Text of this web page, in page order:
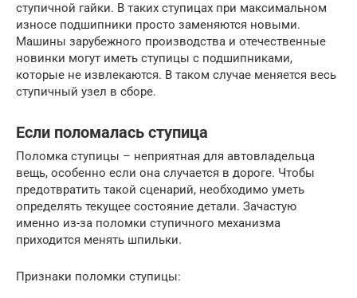
ступичной гайки. В таких ступицах при максимальном
износе подшипники просто заменяются новыми.
Машины зарубежного производства и отечественные
новинки могут иметь ступицы с подшипниками,
которые не извлекаются. В таком случае меняется весь
ступичный узел в сборе.
Если поломалась ступица
Поломка ступицы – неприятная для автовладельца
вещь, особенно если она случается в дороге. Чтобы
предотвратить такой сценарий, необходимо уметь
определять текущее состояние детали. Зачастую
именно из-за поломки ступичного механизма
приходится менять шпильки.
Признаки поломки ступицы: